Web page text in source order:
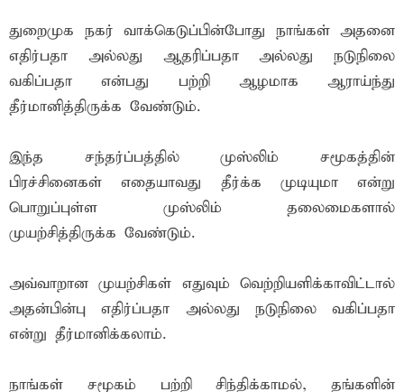
துறைமுக நகர் வாக்கெடுப்பின்போது நாங்கள் அதனை
எதிர்பதா அல்லது ஆதரிப்பதா அல்லது நடுநிலை
வகிப்பதா என்பது பற்றி ஆழமாக ஆராய்ந்து
தீர்மானித்திருக்க வேண்டும்.
இந்த சந்தர்ப்பத்தில் முஸ்லிம் சமூகத்தின்
பிரச்சினைகள் எதையாவது தீர்க்க முடியுமா என்று
பொறுப்புள்ள முஸ்லிம் தலைமைகளால்
முயற்சித்திருக்க வேண்டும்.
அவ்வாறான முயற்சிகள் எதுவும் வெற்றியளிக்காவிட்டால்
அதன்பின்பு எதிர்ப்பதா அல்லது நடுநிலை வகிப்பதா
என்று தீர்மானிக்கலாம்.
நாங்கள் சமூகம் பற்றி சிந்திக்காமல், தங்களின்